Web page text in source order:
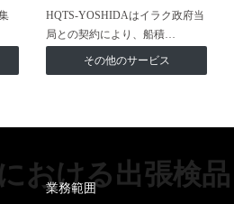
HQTS-YOSHIDAはイラク政府当
局との契約により、船積…
その他のサービス
おける出張検品
業務範囲